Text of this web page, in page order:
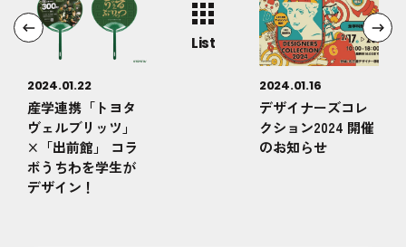
2024.01.22
産学連携「トヨタ
ヴェルブリッツ」
×「出前館」 コラ
ボうちわを学生が
デザイン！
List
2024.01.16
デザイナーズコレ
クション2024 開催
のお知らせ